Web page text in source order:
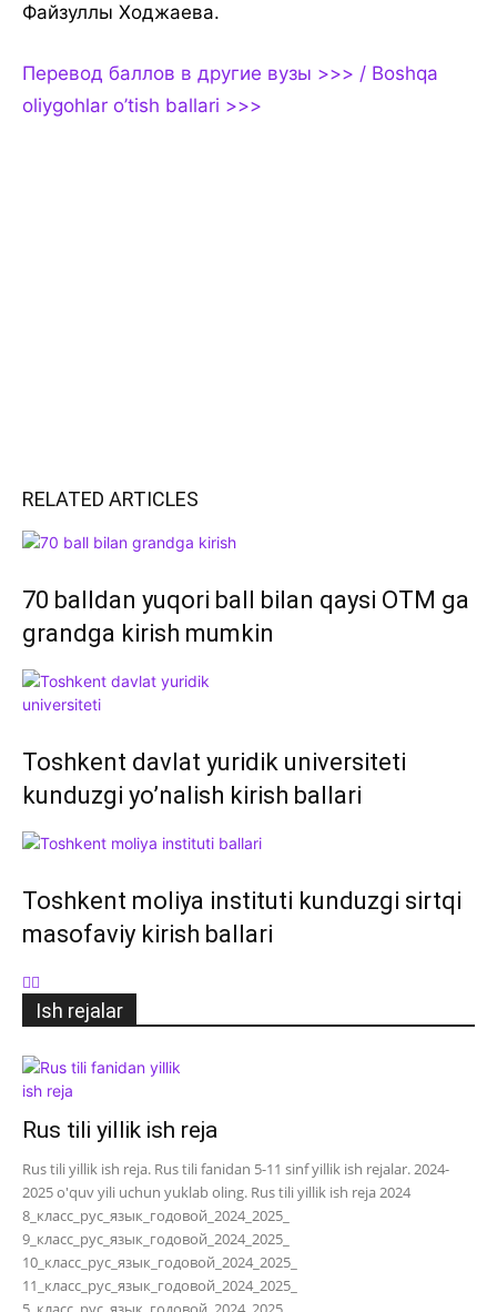
Файзуллы Ходжаева.
Перевод баллов в другие вузы >>> / Boshqa
oliygohlar o’tish ballari >>>
RELATED ARTICLES
70 balldan yuqori ball bilan qaysi OTM ga
grandga kirish mumkin
Toshkent davlat yuridik universiteti
kunduzgi yo’nalish kirish ballari
Toshkent moliya instituti kunduzgi sirtqi
masofaviy kirish ballari
Ish rejalar
Rus tili yillik ish reja
Rus tili yillik ish reja. Rus tili fanidan 5-11 sinf yillik ish rejalar. 2024-
2025 o'quv yili uchun yuklab oling. Rus tili yillik ish reja 2024
8_класс_рус_язык_годовой_2024_2025_
9_класс_рус_язык_годовой_2024_2025_
10_класс_рус_язык_годовой_2024_2025_
11_класс_рус_язык_годовой_2024_2025_